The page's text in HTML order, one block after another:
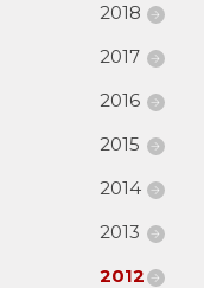
2018
2017
2016
2015
2014
2013
2012